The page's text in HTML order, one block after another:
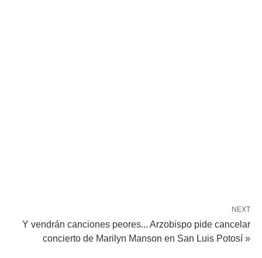
NEXT
Y vendrán canciones peores... Arzobispo pide cancelar
concierto de Marilyn Manson en San Luis Potosí »